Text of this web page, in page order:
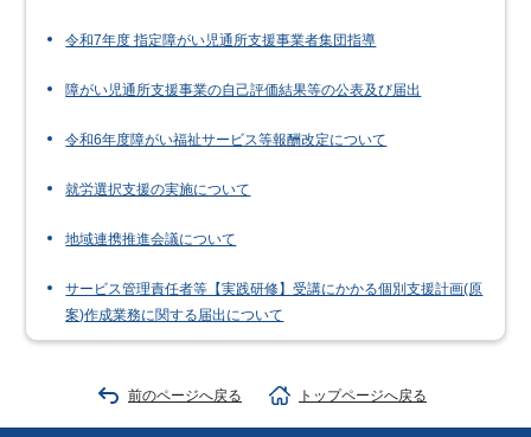
令和7年度 指定障がい児通所支援事業者集団指導
障がい児通所支援事業の自己評価結果等の公表及び届出
令和6年度障がい福祉サービス等報酬改定について
就労選択支援の実施について
地域連携推進会議について
サービス管理責任者等【実践研修】受講にかかる個別支援計画(原
案)作成業務に関する届出について
前のページへ戻る トップページへ戻る